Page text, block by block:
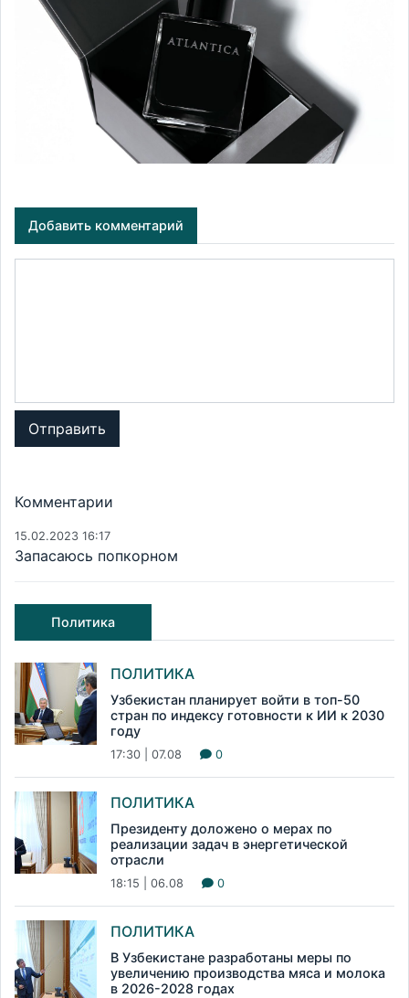
Добавить комментарий
Отправить
Комментарии
15.02.2023 16:17
Запасаюсь попкорном
Политика
ПОЛИТИКА
Узбекистан планирует войти в топ-50
стран по индексу готовности к ИИ к 2030
году
17:30 | 07.08 0
ПОЛИТИКА
Президенту доложено о мерах по
реализации задач в энергетической
отрасли
18:15 | 06.08 0
ПОЛИТИКА
В Узбекистане разработаны меры по
увеличению производства мяса и молока
в 2026-2028 годах